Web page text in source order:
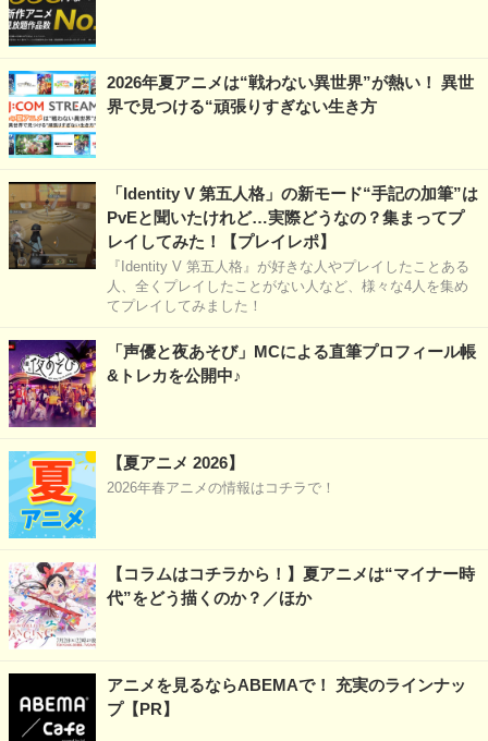
2026年夏アニメは“戦わない異世界”が熱い！ 異世
界で見つける“頑張りすぎない生き方
「Identity V 第五人格」の新モード“手記の加筆”は
PvEと聞いたけれど…実際どうなの？集まってプ
レイしてみた！【プレイレポ】
『Identity V 第五人格』が好きな人やプレイしたことある
人、全くプレイしたことがない人など、様々な4人を集め
てプレイしてみました！
「声優と夜あそび」MCによる直筆プロフィール帳
&トレカを公開中♪
【夏アニメ 2026】
2026年春アニメの情報はコチラで！
【コラムはコチラから！】夏アニメは“マイナー時
代”をどう描くのか？／ほか
アニメを見るならABEMAで！ 充実のラインナッ
プ【PR】